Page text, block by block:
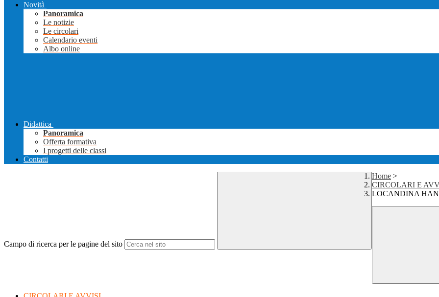
Novità
Panoramica
Le notizie
Le circolari
Calendario eventi
Albo online
Didattica
Panoramica
Offerta formativa
I progetti delle classi
Contatti
Campo di ricerca per le pagine del sito
Home >
CIRCOLARI E
LOCANDINA